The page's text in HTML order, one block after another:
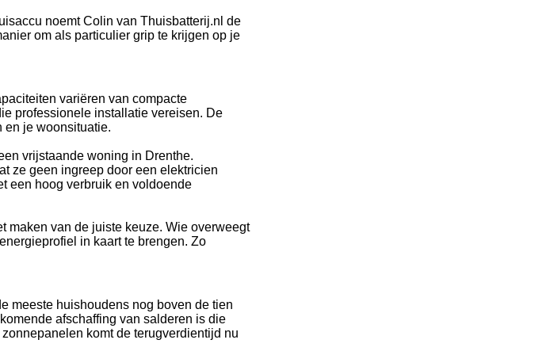
noemt Colin van Thuisbatterij.nl de
om als particulier grip te krijgen op je
variëren van compacte
professionele installatie vereisen. De
en je woonsituatie.
vrijstaande woning in Drenthe.
ze geen ingreep door een elektricien
een hoog verbruik en voldoende
van de juiste keuze. Wie overweegt
in kaart te brengen. Zo
meeste huishoudens nog boven de tien
afschaffing van salderen is die
komt de terugverdientijd nu